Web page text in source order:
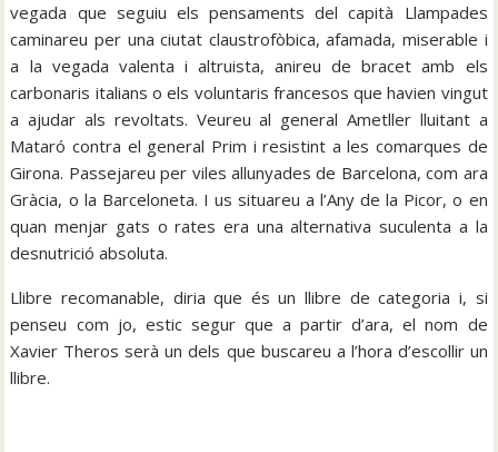
vegada que seguiu els pensaments del capità Llampades
caminareu per una ciutat claustrofòbica, afamada, miserable i
a la vegada valenta i altruista, anireu de bracet amb els
carbonaris italians o els voluntaris francesos que havien vingut
a ajudar als revoltats. Veureu al general Ametller lluitant a
Mataró contra el general Prim i resistint a les comarques de
Girona. Passejareu per viles allunyades de Barcelona, com ara
Gràcia, o la Barceloneta. I us situareu a l’Any de la Picor, o en
quan menjar gats o rates era una alternativa suculenta a la
desnutrició absoluta.
Llibre recomanable, diria que és un llibre de categoria i, si
penseu com jo, estic segur que a partir d’ara, el nom de
Xavier Theros serà un dels que buscareu a l’hora d’escollir un
llibre.